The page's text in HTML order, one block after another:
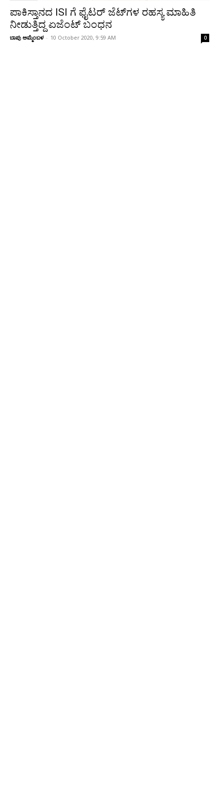
ಪಾಕಿಸ್ತಾನದ‌‌ ISI ಗೆ ಫೈಟರ್‌ ಜೆಟ್‌‌ಗಳ ರಹಸ್ಯ ಮಾಹಿತಿ
ನೀಡುತ್ತಿದ್ದ ಏಜೆಂಟ್ ಬಂಧನ
ಬಾಪು ಅಮ್ಮೆಂಬಳ - 10 October 2020, 9:59 AM 0